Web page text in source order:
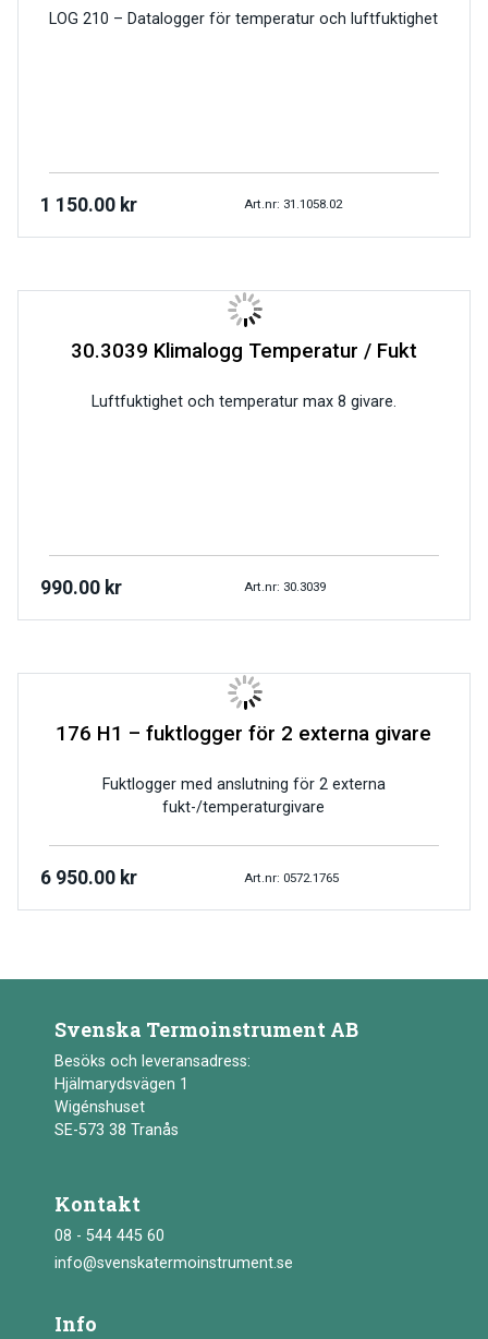
LOG 210 – Datalogger för temperatur och luftfuktighet
1 150.00 kr Art.nr: 31.1058.02
30.3039 Klimalogg Temperatur / Fukt
Luftfuktighet och temperatur max 8 givare.
990.00 kr Art.nr: 30.3039
176 H1 – fuktlogger för 2 externa givare
Fuktlogger med anslutning för 2 externa
fukt-/temperaturgivare
6 950.00 kr Art.nr: 0572.1765
Svenska Termoinstrument AB
Besöks och leveransadress:
Hjälmarydsvägen 1
Wigénshuset
SE-573 38 Tranås
Kontakt
08 - 544 445 60
info@svenskatermoinstrument.se
Info